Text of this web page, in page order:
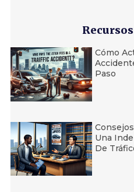
Cómo
Paso
Una
De